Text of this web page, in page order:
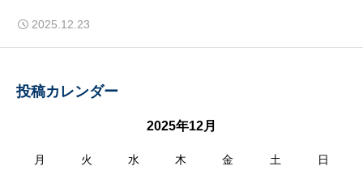
2025.12.23
投稿カレンダー
2025年12月
月 火 水 木 金 土 日